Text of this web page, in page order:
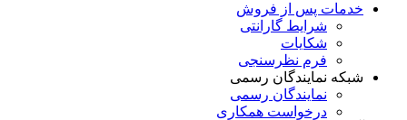
خدمات پس از فروش
شرایط گارانتی
شکایات
فرم نظرسنجی
شبکه نمایندگان رسمی
نمایندگان رسمی
درخواست همکاری